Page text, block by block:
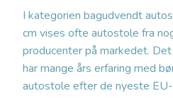
I kategorien bagudvendt
cm vises ofte autostole fra
producenter på markedet.
har mange års erfaring med
autostole efter de nyeste